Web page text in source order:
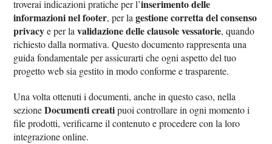
troverai indicazioni pratiche per l’inserimento delle
informazioni nel footer, per lagestione corretta del consenso
privacye per lavalidazione delle clausole vessatorie, quando
richiesto dalla normativa. Questo documento rappresenta una
guida fondamentale per assicurarti che ogni aspetto del tuo
progetto web sia gestito in modo conforme e trasparente.
Una volta ottenuti i documenti, anche in questo caso, nella
sezioneDocumenti creatipuoi controllare in ogni momento i
file prodotti, verificarne il contenuto e procedere con la loro
integrazione online.